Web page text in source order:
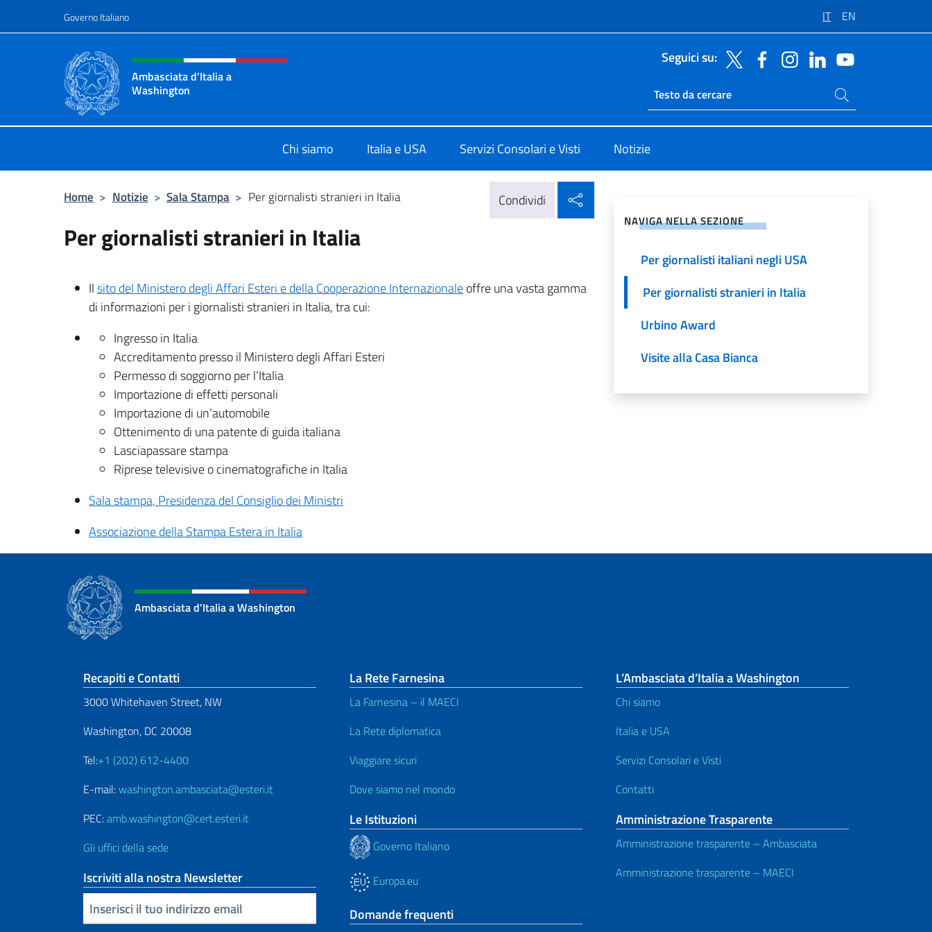
Governo Italiano IT EN
Intestazione sito, social e menù
Ambasciata d'Italia a
Washington
Seguici su:
Ricerca sito live
Cerca nel sito
Chi siamo Italia e USA Servizi Consolari e Visti Notizie
Home > Notizie > Sala Stampa > Per giornalisti stranieri in Italia Condividi
Per giornalisti stranieri in Italia
Ilsito del Ministero degli Affari Esteri e della Cooperazione Internazionaleoffre una vasta gamma
di informazioni per i giornalisti stranieri in Italia, tra cui:
Ingresso in Italia
Accreditamento presso il Ministero degli Affari Esteri
Permesso di soggiorno per l’Italia
Importazione di effetti personali
Importazione di un’automobile
Ottenimento di una patente di guida italiana
Lasciapassare stampa
Riprese televisive o cinematografiche in Italia
Sala stampa, Presidenza del Consiglio dei Ministri
Associazione della Stampa Estera in Italia
NAVIGA NELLA SEZIONE
Per giornalisti italiani negli USA
Per giornalisti stranieri in Italia
Urbino Award
Visite alla Casa Bianca
Ambasciata d'Italia a Washington
Sezione footer
Recapiti e Contatti
3000 Whitehaven Street, NW
Washington, DC 20008
Tel:+1 (202) 612-4400
E-mail:washington.ambasciata@esteri.it
PEC:amb.washington@cert.esteri.it
Gli uffici della sede
Iscriviti alla nostra Newsletter
Inserisci la tua email
La Rete Farnesina
La Farnesina – il MAECI
La Rete diplomatica
Viaggiare sicuri
Dove siamo nel mondo
Le Istituzioni
Governo Italiano
Europa.eu
Domande frequenti
L’Ambasciata d’Italia a Washington
Chi siamo
Italia e USA
Servizi Consolari e Visti
Contatti
Amministrazione Trasparente
Amministrazione trasparente – Ambasciata
Amministrazione trasparente – MAECI